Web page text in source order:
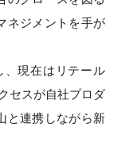
ネジメントを手が
現在はリテール
セスが自社プロダ
と連携しながら新